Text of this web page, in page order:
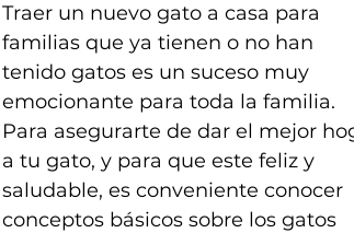
Traer un nuevo gato a casa para
familias que ya tienen o no han
tenido gatos es un suceso muy
emocionante para toda la familia.
Para asegurarte de dar el mejor
a tu gato, y para que este feliz y
saludable, es conveniente conocer
conceptos básicos sobre los gatos